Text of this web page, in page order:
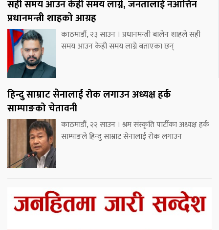
सही समय आउन केही समय लाग्ने, जनतालाई नआत्तिन
प्रधानमन्त्री शाहको आग्रह
काठमाडौं, २३ साउन । प्रधानमन्त्री बालेन शाहले सही
समय आउन केही समय लाग्ने बताएका छन्
हिन्दु साम्राट सेनालाई रोक लगाउन अध्यक्ष हर्क
साम्पाङको चेतावनी
काठमाडौं, २२ साउन । श्रम संस्कृति पार्टीका अध्यक्ष हर्क
साम्पाङले हिन्दु साम्राट सेनालाई रोक लगाउन